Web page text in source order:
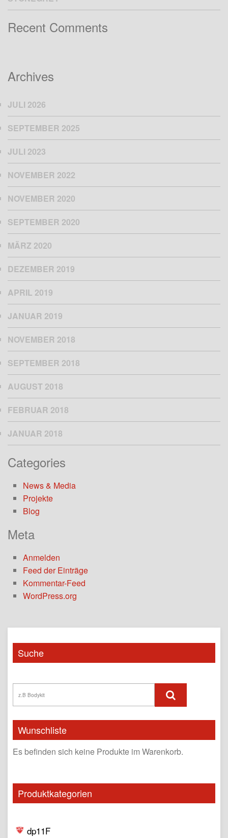
Suche
Wunschliste
Es befinden sich keine Produkte im Warenkorb.
Produktkategorien
dp11F
Recent Comments
Archives
JULI 2026
SEPTEMBER 2025
JULI 2023
NOVEMBER 2022
NOVEMBER 2020
SEPTEMBER 2020
MÄRZ 2020
DEZEMBER 2019
APRIL 2019
JANUAR 2019
NOVEMBER 2018
SEPTEMBER 2018
AUGUST 2018
FEBRUAR 2018
JANUAR 2018
Categories
News & Media
Projekte
Blog
Meta
Anmelden
Feed der Einträge
Kommentar-Feed
WordPress.org